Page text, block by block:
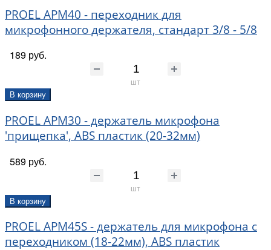
PROEL APM40 - переходник для
микрофонного держателя, стандарт 3/8 - 5/8
189 руб.
шт
В корзину
PROEL APM30 - держатель микрофона
'прищепка', ABS пластик (20-32мм)
589 руб.
шт
В корзину
PROEL APM45S - держатель для микрофона с
переходником (18-22мм), ABS пластик